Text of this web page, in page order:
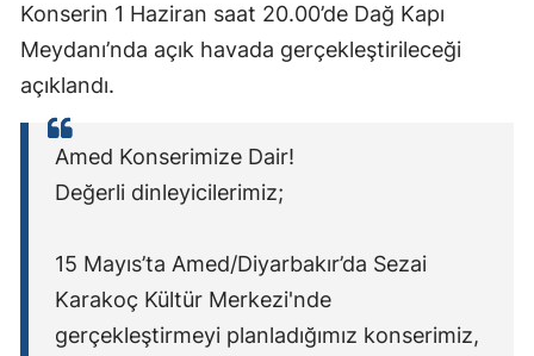
Konserin 1 Haziran saat 20.00’de Dağ Kapı
Meydanı’nda açık havada gerçekleştirileceği
açıklandı.
Amed Konserimize Dair!
Değerli dinleyicilerimiz;
15 Mayıs’ta Amed/Diyarbakır’da Sezai
Karakoç Kültür Merkezi'nde
gerçekleştirmeyi planladığımız konserimiz,